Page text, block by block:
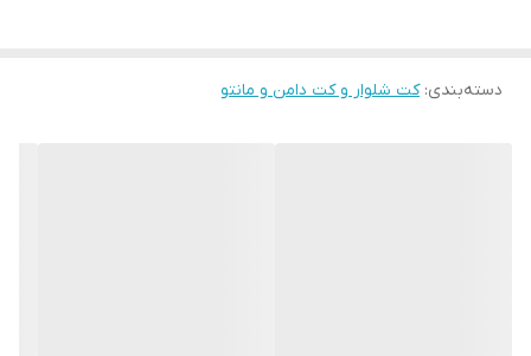
دسته‌بندی:کت شلوار و کت دامن و مانتو